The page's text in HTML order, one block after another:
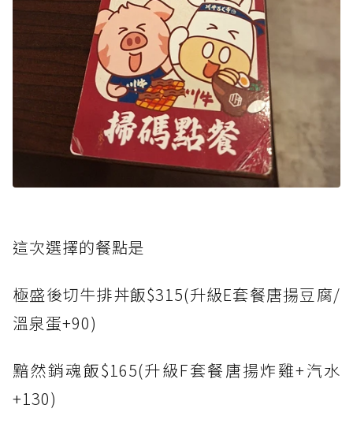
這次選擇的餐點是
極盛後切牛排丼飯$315(升級E套餐唐揚豆腐/
溫泉蛋+90)
黯然銷魂飯$165(升級F套餐唐揚炸雞+汽水
+130)